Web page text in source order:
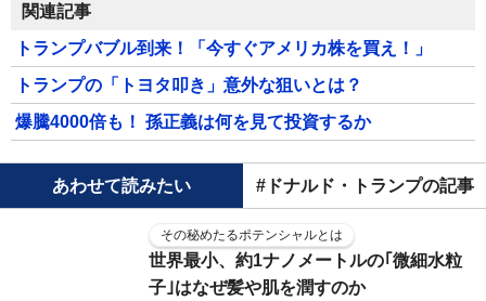
関連記事
トランプバブル到来！「今すぐアメリカ株を買え！」
トランプの「トヨタ叩き」意外な狙いとは？
爆騰4000倍も！ 孫正義は何を見て投資するか
あわせて読みたい #ドナルド・トランプの記事
その秘めたるポテンシャルとは
世界最小、約1ナノメートルの｢微細水粒
子｣はなぜ髪や肌を潤すのか